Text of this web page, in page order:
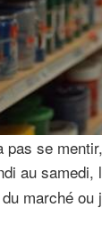
pas se
au
marché